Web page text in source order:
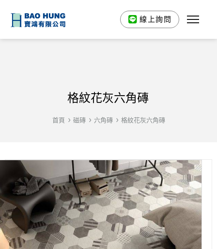
線上詢問
格紋花灰六角磚
首頁 磁磚 六角磚 格紋花灰六角磚